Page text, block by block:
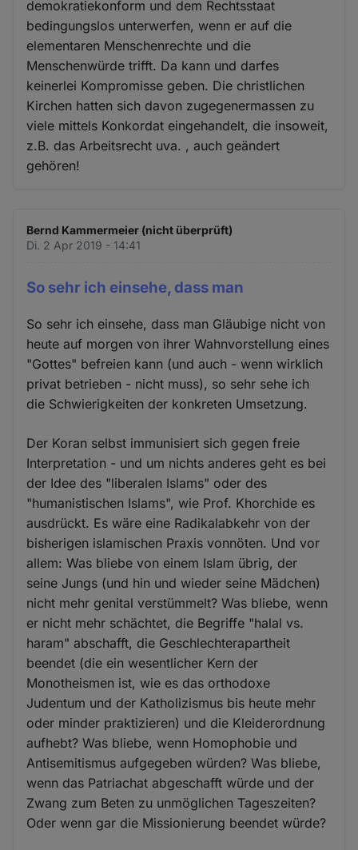
demokratiekonform und dem Rechtsstaat
bedingungslos unterwerfen, wenn er auf die
elementaren Menschenrechte und die
Menschenwürde trifft. Da kann und darfes
keinerlei Kompromisse geben. Die christlichen
Kirchen hatten sich davon zugegenermassen zu
viele mittels Konkordat eingehandelt, die insoweit,
z.B. das Arbeitsrecht uva. , auch geändert
gehören!
Bernd Kammermeier (nicht überprüft)
Di. 2 Apr 2019 - 14:41
So sehr ich einsehe, dass man
So sehr ich einsehe, dass man Gläubige nicht von
heute auf morgen von ihrer Wahnvorstellung eines
"Gottes" befreien kann (und auch - wenn wirklich
privat betrieben - nicht muss), so sehr sehe ich
die Schwierigkeiten der konkreten Umsetzung.
Der Koran selbst immunisiert sich gegen freie
Interpretation - und um nichts anderes geht es bei
der Idee des "liberalen Islams" oder des
"humanistischen Islams", wie Prof. Khorchide es
ausdrückt. Es wäre eine Radikalabkehr von der
bisherigen islamischen Praxis vonnöten. Und vor
allem: Was bliebe von einem Islam übrig, der
seine Jungs (und hin und wieder seine Mädchen)
nicht mehr genital verstümmelt? Was bliebe, wenn
er nicht mehr schächtet, die Begriffe "halal vs.
haram" abschafft, die Geschlechterapartheit
beendet (die ein wesentlicher Kern der
Monotheismen ist, wie es das orthodoxe
Judentum und der Katholizismus bis heute mehr
oder minder praktizieren) und die Kleiderordnung
aufhebt? Was bliebe, wenn Homophobie und
Antisemitismus aufgegeben würden? Was bliebe,
wenn das Patriachat abgeschafft würde und der
Zwang zum Beten zu unmöglichen Tageszeiten?
Oder wenn gar die Missionierung beendet würde?